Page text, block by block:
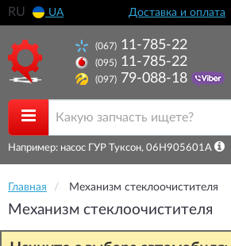
RU UA Доставка и оплата
(067) 11-785-22
(095) 11-785-22
(097) 79-088-18
Например: насос ГУР Туксон, 06H905601A
Главная Механизм стеклоочистителя
Механизм стеклоочистителя